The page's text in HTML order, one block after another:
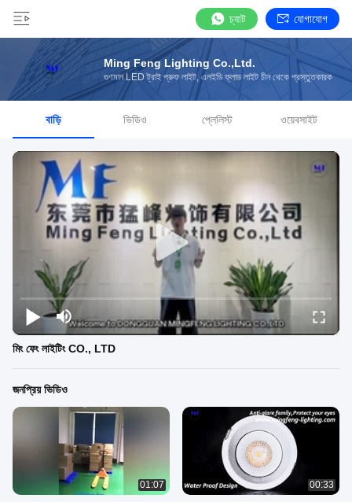
চ্যাট যোগাযোগ
Ming Feng Lighting Co.,Ltd.
গুণমান LED ট্রাই প্রুফ লাইট, এলইডি ফ্লাড লাইট চীন থেকে প্রস্তুতকারক
বাড়ি ভিডিও প্লেলিস্ট ওয়েবসাইট
মিং ফেং লাইটিং CO., LTD
জনপ্রিয় ভিডিও
01:07 00:33